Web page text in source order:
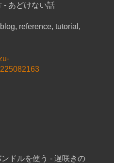
- あどけない話
reference, tutorial,
ドルを使う - 遅咲きの